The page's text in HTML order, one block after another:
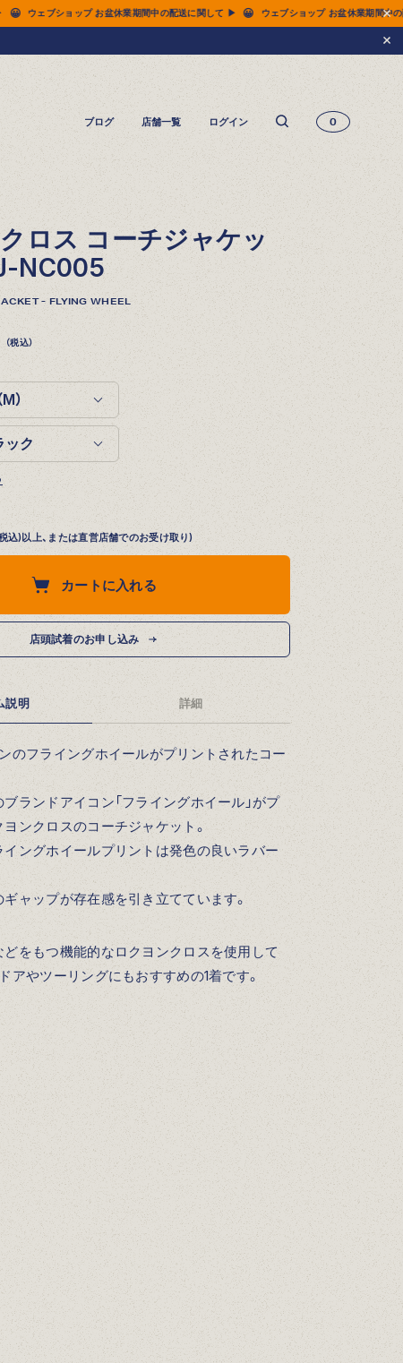
ョップ お盆休業期間中の配送に関して ▶ 😀 ウェブショップ お盆休業期間中の配送に関して
ブログ 店舗一覧 ログイン 0
ロス コーチジャケッ
NC005
- FLYING WHEEL
（税込）
込)以上、または直営店舗でのお受け取り)
カートに入れる
店頭試着のお申し込み
説明 詳細
ンのフライングホイールがプリントされたコー
ランドアイコン「フライングホイール」がプ
ンクロスのコーチジャケット。
ングホイールプリントは発色の良いラバー
ャップが存在感を引き立てています。
をもつ機能的なロクヨンクロスを使用して
アやツーリングにもおすすめの1着です。